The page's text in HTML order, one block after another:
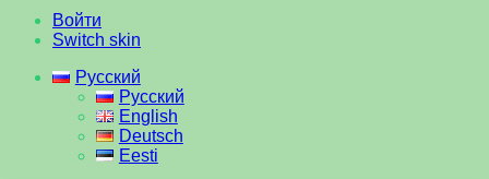
Войти
Switch skin
Русский
Русский
English
Deutsch
Eesti